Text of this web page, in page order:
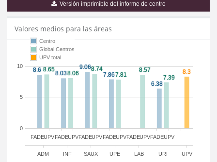
Versión imprimible del informe de centro
Valores medios para las áreas
FADE FADE FADE FADE FADE FADE
UPV UPV UPV UPV UPV UPV
ADM INF SAUX UPE LAB URI UPV
0
5
10
Centro
Global Centros
UPV total